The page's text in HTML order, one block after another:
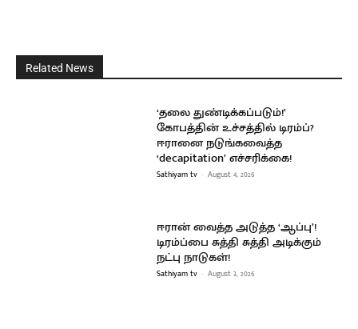
Related News
‘தலை துண்டிக்கப்படும்!’
கோபத்தின் உச்சத்தில் டிரம்ப்?
ஈரானை நடுங்கவைத்த
‘decapitation’ எச்சரிக்கை!
Sathiyam tv - August 4, 2026
ஈரான் வைத்த அடுத்த ‘ஆப்பு’!
டிரம்ப்பை சுத்தி சுத்தி அடிக்கும்
நட்பு நாடுகள்!
Sathiyam tv - August 3, 2026